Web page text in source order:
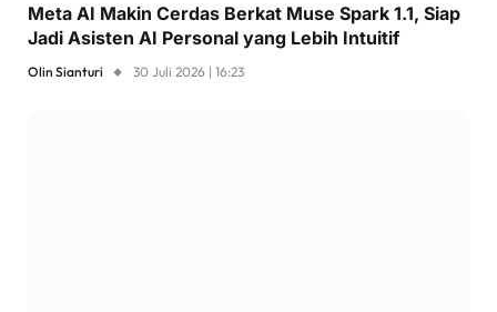
Meta AI Makin Cerdas Berkat Muse Spark 1.1, Siap
Jadi Asisten AI Personal yang Lebih Intuitif
Olin Sianturi 30 Juli 2026 | 16:23